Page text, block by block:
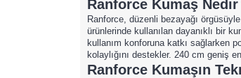
Ranforce Kumaş
Ranforce, düzenli bezayağı
ürünlerinde kullanılan dayanıklı bir
kullanım konforuna katkı sağlarken
kolaylığını destekler. 240 cm geniş
Ranforce Kumaşın